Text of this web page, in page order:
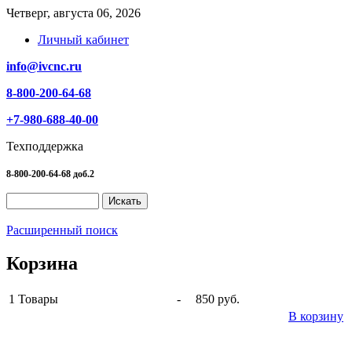
Четверг, августа 06, 2026
Личный кабинет
info@ivcnc.ru
8-800-200-64-68
+7-980-688-40-00
Техподдержка
8-800-200-64-68 доб.2
Расширенный поиск
Корзина
1 Товары -
850 руб.
В корзину